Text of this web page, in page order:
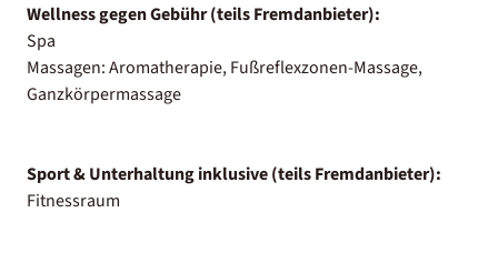
Wellness gegen Gebühr (teils Fremdanbieter):
Spa
Massagen: Aromatherapie, Fußreflexzonen-Massage,
Ganzkörpermassage
Sport & Unterhaltung inklusive (teils Fremdanbieter):
Fitnessraum